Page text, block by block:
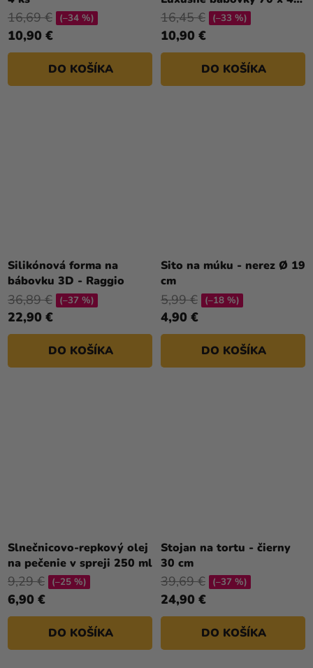
10,90 €
16,69 € (–34 %)
DO KOŠÍKA
mm
10,90 €
16,45 € (–33 %)
DO KOŠÍKA
Silikónová forma na
bábovku 3D - Raggio
22,90 €
36,89 € (–37 %)
DO KOŠÍKA
Sito na múku - nerez Ø 19
cm
4,90 €
5,99 € (–18 %)
DO KOŠÍKA
Slnečnicovo-repkový olej
na pečenie v spreji 250 ml
6,90 €
9,29 € (–25 %)
DO KOŠÍKA
Stojan na tortu - čierny
30 cm
24,90 €
39,69 € (–37 %)
DO KOŠÍKA